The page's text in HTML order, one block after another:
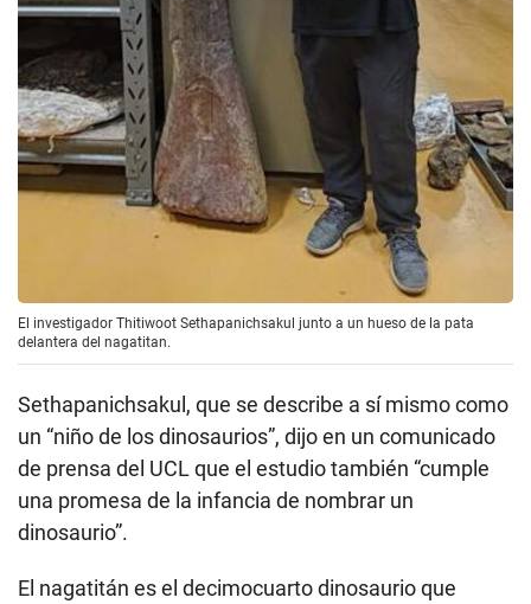
El investigador Thitiwoot Sethapanichsakul junto a un hueso de la pata
delantera del nagatitan.
Sethapanichsakul, que se describe a sí mismo como
un “niño de los dinosaurios”, dijo en un comunicado
de prensa del UCL que el estudio también “cumple
una promesa de la infancia de nombrar un
dinosaurio”.
El nagatitán es el decimocuarto dinosaurio que